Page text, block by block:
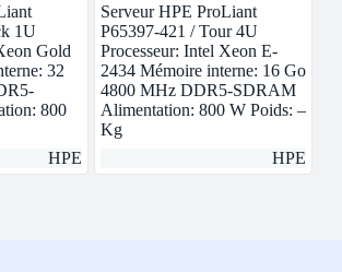
1U
Gold
32
800
HPE
Serveur HPE ProLiant
P65397-421 / Tour 4U
Processeur: Intel Xeon E-
2434 Mémoire interne: 16 Go
4800 MHz DDR5-SDRAM
Alimentation: 800 W Poids: –
Kg
HPE